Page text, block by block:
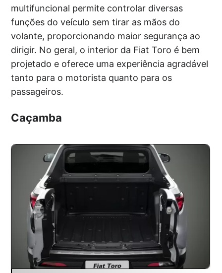
multifuncional permite controlar diversas
funções do veículo sem tirar as mãos do
volante, proporcionando maior segurança ao
dirigir. No geral, o interior da Fiat Toro é bem
projetado e oferece uma experiência agradável
tanto para o motorista quanto para os
passageiros.
Caçamba